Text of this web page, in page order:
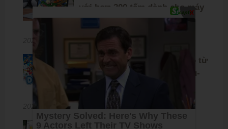
với hơn 300 tấm dành cho máy
tính, mời anh em tải về
Chia sẻ bộ Doraemon dài tập từ
2006 đến nay, chất lượng Blu-
ray (thuyết minh/ lồng tiếng)
2020-06-07 16:55:00
Chia sẻ bộ sưu tập slide
X